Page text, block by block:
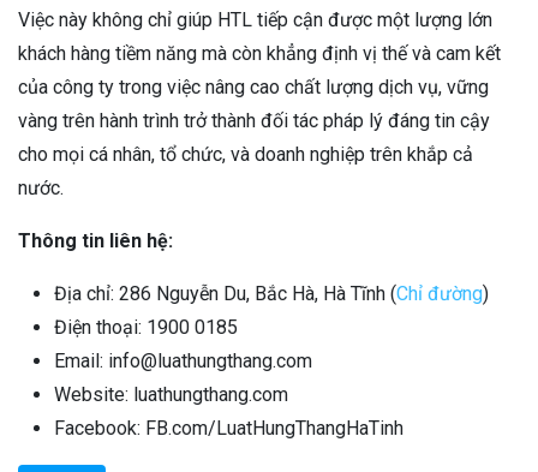
Việc này không chỉ giúp HTL tiếp cận được một lượng lớn
khách hàng tiềm năng mà còn khẳng định vị thế và cam kết
của công ty trong việc nâng cao chất lượng dịch vụ, vững
vàng trên hành trình trở thành đối tác pháp lý đáng tin cậy
cho mọi cá nhân, tổ chức, và doanh nghiệp trên khắp cả
nước.
Thông tin liên hệ:
Địa chỉ: 286 Nguyễn Du, Bắc Hà, Hà Tĩnh (Chỉ đường)
Điện thoại: 1900 0185
Email: info@luathungthang.com
Website: luathungthang.com
Facebook: FB.com/LuatHungThangHaTinh